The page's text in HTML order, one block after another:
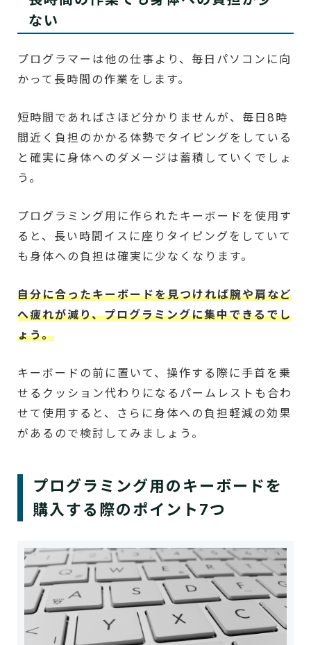
ない
プログラマーは他の仕事より、毎日パソコンに向
かって長時間の作業をします。
短時間であればさほど分かりませんが、毎日8時
間近く負担のかかる体勢でタイピングをしている
と確実に身体へのダメージは蓄積していくでしょ
う。
プログラミング用に作られたキーボードを使用す
ると、長い時間イスに座りタイピングをしていて
も身体への負担は確実に少なくなります。
自分に合ったキーボードを見つければ腕や肩など
へ疲れが減り、プログラミングに集中できるでし
ょう。
キーボードの前に置いて、操作する際に手首を乗
せるクッション代わりになるパームレストも合わ
せて使用すると、さらに身体への負担軽減の効果
があるので検討してみましょう。
プログラミング用のキーボードを
購入する際のポイント7つ